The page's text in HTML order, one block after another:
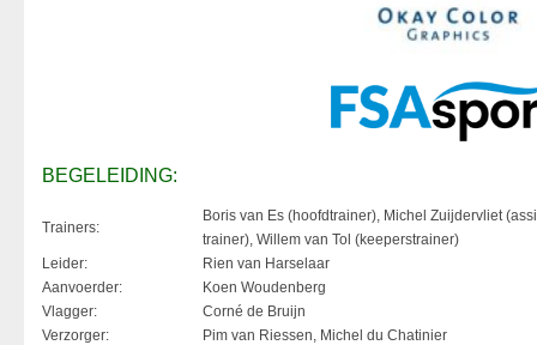
BEGELEIDING:
Trainers:
Boris van Es (hoofdtrainer), Michel Zuijdervliet
trainer), Willem van Tol (keeperstrainer)
Leider:
Rien van Harselaar
Aanvoerder:
Koen Woudenberg
Vlagger:
Corné de Bruijn
Verzorger:
Pim van Riessen, Michel du Chatinier